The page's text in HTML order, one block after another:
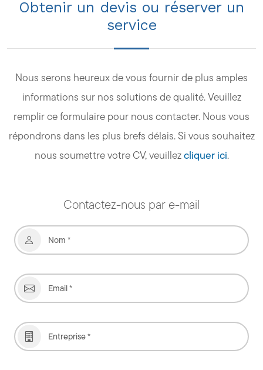
Obtenir un devis ou réserver un
service
Nous serons heureux de vous fournir de plus amples
informations sur nos solutions de qualité. Veuillez
remplir ce formulaire pour nous contacter. Nous vous
répondrons dans les plus brefs délais. Si vous souhaitez
nous soumettre votre CV, veuillezcliquer ici.
Contactez-nous par e-mail